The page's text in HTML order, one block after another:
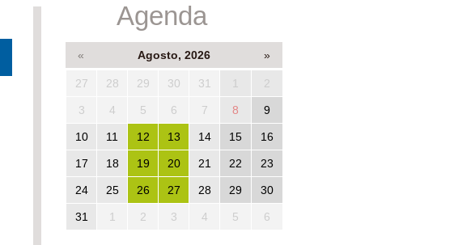
Agenda
« Agosto, 2026 »
27 28 29 30 31 1 2
3 4 5 6 7 8 9
10 11 12 13 14 15 16
17 18 19 20 21 22 23
24 25 26 27 28 29 30
31 1 2 3 4 5 6